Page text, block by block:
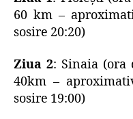
60 km –
sosire 20:20)
Ziua 2: Sinaia (ora
40km –
sosire 19:00)